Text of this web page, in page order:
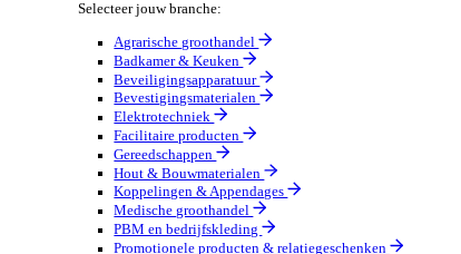
Groothandel
Groothandel Overzicht
Vergroot je ordercapaciteit en verhoog de
Lees meer
Selecteer jouw branche:
Agrarische groothandel
Badkamer & Keuken
Beveiligingsapparatuur
Bevestigingsmaterialen